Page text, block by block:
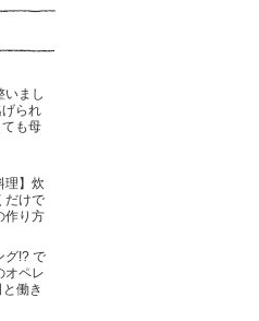
いまし
られ
も母
理】炊
だけで
作り方
グ!? で
オペレ
働き